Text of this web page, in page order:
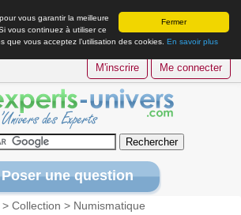
Fermer
vous garantir la meilleure
vous continuez à utiliser ce
que vous acceptez l’utilisation des cookies. En savoir plus
M'inscrire Me connecter
Poser une question
>Collection > Numismatique